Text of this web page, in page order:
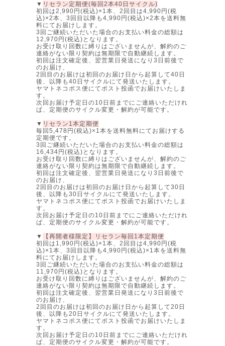
▼ リセラン定期便(毎回2本40日サイクル)
初回は2,990円(税込)×1本、2回目は4,990円(税
込)×2本、3回目以降も4,990円(税込)×2本を送料無
料にてお届けします。
3回ご継続いただいた場合のお支払い料金の総額は
12,970円(税込)となります。
お受け取り回数に縛りはございませんが、解約のご
連絡がない限り契約は無期限で自動継続します。
初回は注文確定後、翌営業日発送になり3日前後で
のお届け、
2回目のお届けは初回のお届け日から起算して40日
後、以降も40日サイクルにて発送いたします。
ヤマトネコポス便にてポスト投函でお届けいたしま
す。
次回お届け予定日の10日前までにご連絡いただけれ
ば、定期便のサイクル変更・解約が可能です。
▼ リセラン1本定期便
毎回5,478円(税込)×1本を送料無料にてお届けする
定期便です。
3回ご継続いただいた場合のお支払い料金の総額は
16,434円(税込)となります。
お受け取り回数に縛りはございませんが、解約のご
連絡がない限り契約は無期限で自動継続します。
初回は注文確定後、翌営業日発送になり3日前後で
のお届け、
2回目のお届けは初回のお届け日から起算して30日
後、以降も30日サイクルにて発送いたします。
ヤマトネコポス便にてポスト投函でお届けいたしま
す。
次回お届け予定日の10日前までにご連絡いただけれ
ば、定期便のサイクル変更・解約が可能です。
▼
【再開者様限定】リセラン毎回1本定期便
初回は1,990円(税込)×1本、2回目は4,990円(税
込)×1本、3回目以降も4,990円(税込)×1本を送料無
料にてお届けします。
3回ご継続いただいた場合のお支払い料金の総額は
11,970円(税込)となります。
お受け取り回数に縛りはございませんが、解約のご
連絡がない限り契約は無期限で自動継続します。
初回は注文確定後、翌営業日発送になり3日前後で
のお届け、
2回目のお届けは初回のお届け日から起算して20日
後、以降も20日サイクルにて発送いたします。
ヤマトネコポス便にてポスト投函でお届けいたしま
す。
次回お届け予定日の10日前までにご連絡いただけれ
ば、定期便のサイクル変更・解約が可能です。